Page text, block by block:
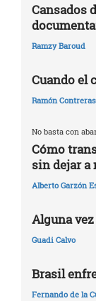
Cansados
Ramzy Baroud
Cuando el
Ramón
No basta con
Cómo
sin dejar a
Alberto Garzón
Alguna
Guadi Calvo
Brasil
Fernando de la